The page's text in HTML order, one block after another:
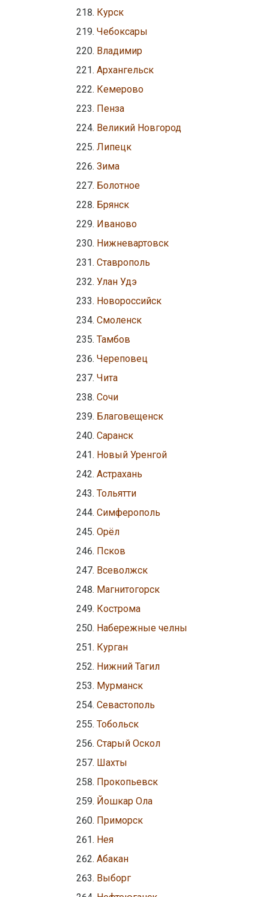
Курск
Чебоксары
Владимир
Архангельск
Кемерово
Пенза
Великий Новгород
Липецк
Зима
Болотное
Брянск
Иваново
Нижневартовск
Ставрополь
Улан Удэ
Новороссийск
Смоленск
Тамбов
Череповец
Чита
Сочи
Благовещенск
Саранск
Новый Уренгой
Астрахань
Тольятти
Симферополь
Орёл
Псков
Всеволжск
Магнитогорск
Кострома
Набережные челны
Курган
Нижний Тагил
Мурманск
Севастополь
Тобольск
Старый Оскол
Шахты
Прокопьевск
Йошкар Ола
Приморск
Нея
Абакан
Выборг